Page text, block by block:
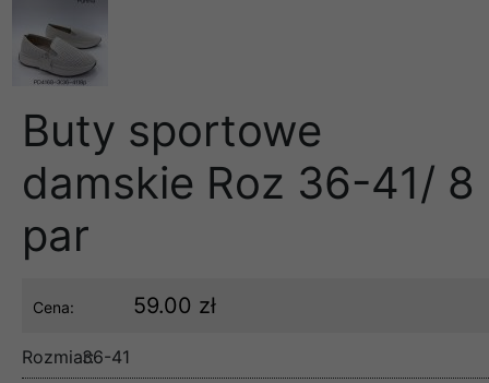
Buty sportowe
damskie Roz 36-41/ 8
par
Cena: 59.00 zł
Rozmiar:36-41